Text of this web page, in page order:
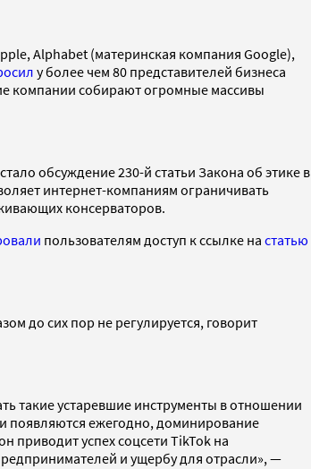
Alphabet (материнская компания Google),
у более чем 80 представителей бизнеса
компании собирают огромные массивы
обсуждение 230-й статьи Закона об этике в
интернет-компаниям ограничивать
консерваторов.
пользователям доступ к ссылке на статью
до сих пор не регулируется, говорит
такие устаревшие инструменты в отношении
появляются ежегодно, доминирование
приводит успех соцсети TikTok на
и ущербу для отрасли», —